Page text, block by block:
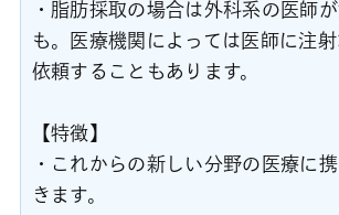
・脂肪採取の場合は外科系の医師
も。医療機関によっては医師に注
依頼することもあります。
【特徴】
・これからの新しい分野の医療に
きます。